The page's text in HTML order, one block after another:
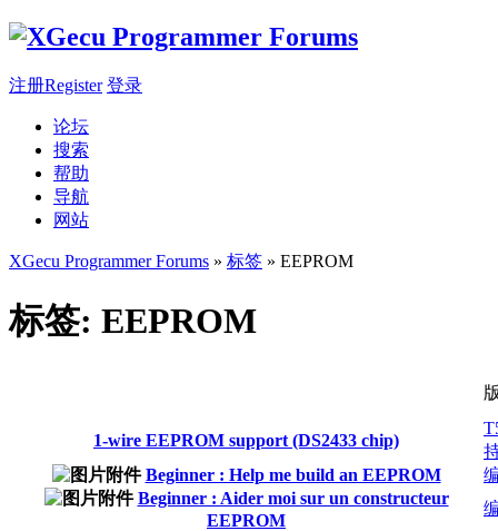
注册Register 登录
论坛
搜索
帮助
导航
网站
XGecu Programmer Forums » 标签 » EEPROM
标签: EEPROM
1-wire EEPROM support (DS2433 chip)
Beginner : Help me build an EEPROM
Beginner : Aider moi sur un constructeur
EEPROM